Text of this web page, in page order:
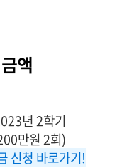
액
년 2학기
만원 2회)
신청 바로가기!